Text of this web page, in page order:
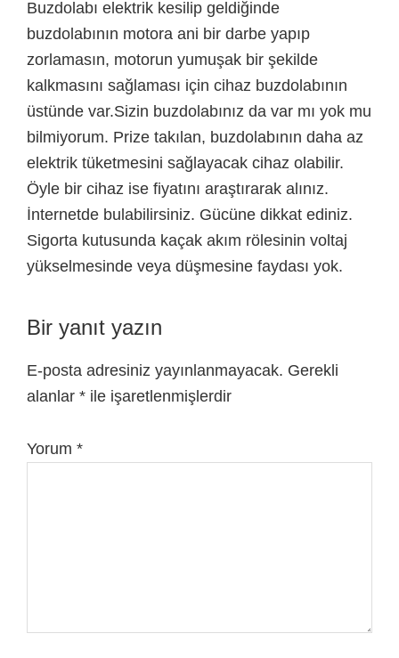
Buzdolabı elektrik kesilip geldiğinde
buzdolabının motora ani bir darbe yapıp
zorlamasın, motorun yumuşak bir şekilde
kalkmasını sağlaması için cihaz buzdolabının
üstünde var.Sizin buzdolabınız da var mı yok mu
bilmiyorum. Prize takılan, buzdolabının daha az
elektrik tüketmesini sağlayacak cihaz olabilir.
Öyle bir cihaz ise fiyatını araştırarak alınız.
İnternetde bulabilirsiniz. Gücüne dikkat ediniz.
Sigorta kutusunda kaçak akım rölesinin voltaj
yükselmesinde veya düşmesine faydası yok.
Bir yanıt yazın
E-posta adresiniz yayınlanmayacak. Gerekli
alanlar * ile işaretlenmişlerdir
Yorum *